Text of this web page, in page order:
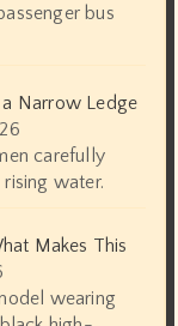
bus
Narrow Ledge
carefully
water.
Makes This
wearing